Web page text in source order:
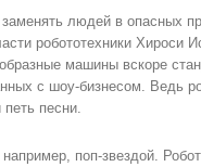
людей в опасных
робототехники Хироси
машины вскоре
с шоу-бизнесом. Ведь
песни.
поп-звездой.